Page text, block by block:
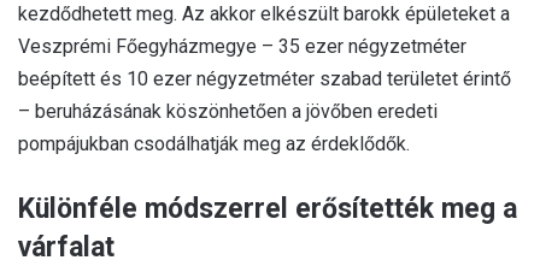
kezdődhetett meg. Az akkor elkészült barokk épületeket a
Veszprémi Főegyházmegye – 35 ezer négyzetméter
beépített és 10 ezer négyzetméter szabad területet érintő
– beruházásának köszönhetően a jövőben eredeti
pompájukban csodálhatják meg az érdeklődők.
Különféle módszerrel erősítették meg a
várfalat